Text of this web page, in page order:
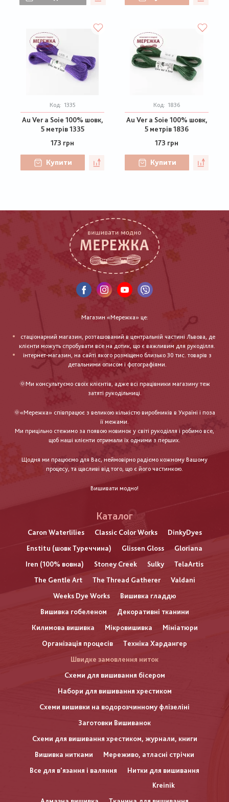
Код: 1335
Au Ver a Soie 100% шовк,
5 метрів 1335
173 грн
Купити
Код: 1836
Au Ver a Soie 100% шовк,
5 метрів 1836
173 грн
Купити
Магазин «Мережка» це:
стаціонарний магазин, розташований в центральній частині Львова, де
клієнти можуть спробувати все на дотик, що є важливим для рукоділля.
інтернет-магазин, на сайті якого розміщено близько 30 тис. товарів з
детальними описом і фотографіями.
🌞Ми консультуємо своїх клієнтів, адже всі працівники магазину теж
затяті рукодільниці.
🌞«Мережка» співпрацює з великою кількістю виробників в Україні і поза
її межами.
Ми прицільно стежимо за появою новинок у світі рукоділля і робимо все,
щоб наші клієнти отримали їх одними з перших.
Щодня ми працюємо для Вас, неймовірно радіємо кожному Вашому
процесу, та щасливі від того, що є його частинкою.
Вишивати модно!
Каталог
Caron Waterlilies Classic Color Works
DinkyDyes
Enstitu (шовк Туреччина)
Glissen Gloss
Gloriana
Iren (100% вовна)
Stoney Creek Sulky
TelaArtis
The Gentle Art
The Thread Gatherer
Valdani
Weeks Dye Works
Вишивка гладдю
Вишивка гобеленом
Декоративні тканини
Килимова вишивка
Мікровишивка
Мініатюри
Організація процесів
Техніка Хардангер
Швидке замовлення ниток
Схеми для вишивання бісером
Набори для вишивання хрестиком
Схеми вишивки на водорозчинному флізеліні
Заготовки Вишиванок
Схеми для вишивання хрестиком, журнали, книги
Вишивка нитками
Мереживо, атласні стрічки
Все для в'язання і валяння
Нитки для вишивання
Kreinik